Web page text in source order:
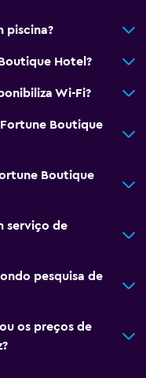
piscina?
Hotel?
Wi-Fi?
Boutique
Boutique
serviço de
pesquisa de
os preços de